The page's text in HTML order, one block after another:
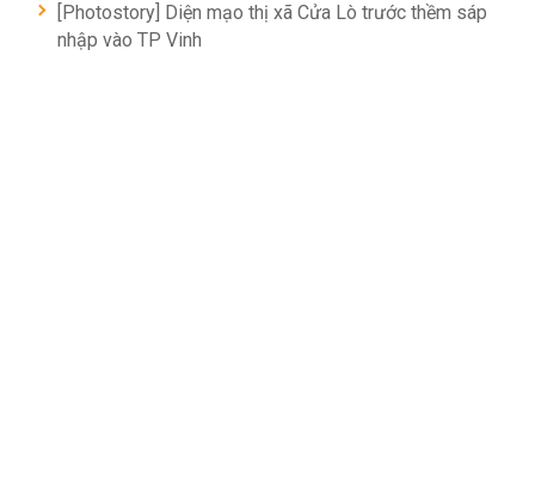
[Photostory] Diện mạo thị xã Cửa Lò trước thềm sáp
nhập vào TP Vinh